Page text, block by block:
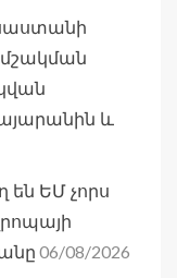
և
են ԵՄ չորս
06/08/2026